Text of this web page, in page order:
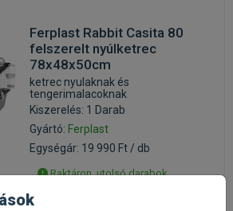
Ferplast Rabbit Casita 80
felszerelt nyúlketrec
78x48x50cm
ketrec nyulaknak és
tengerimalacoknak
Kiszerelés: 1 Darab
Gyártó: Ferplast
Egységár: 19 990 Ft / db
Raktáron, utolsó darabok